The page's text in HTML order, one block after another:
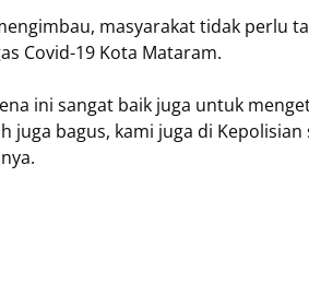
masyarakat tidak perlu
Covid-19 Kota Mataram.
ini sangat baik juga untuk
juga bagus, kami juga di